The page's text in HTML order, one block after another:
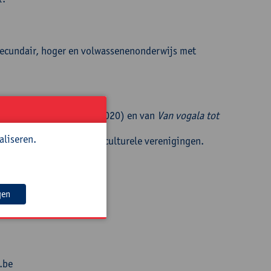
hoger en volwassenenonderwijs met
(2020) en van Van vogala tot
taal voor scholen en culturele verenigingen.